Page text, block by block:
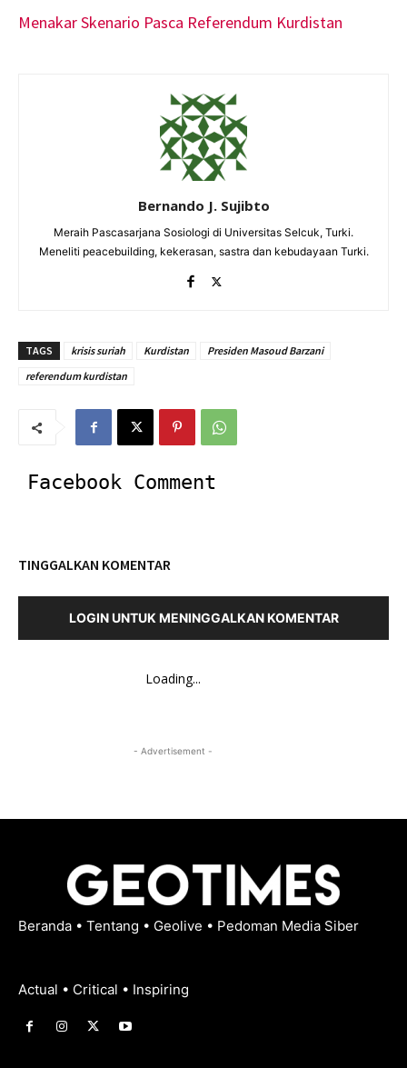
Menakar Skenario Pasca Referendum Kurdistan
Bernando J. Sujibto
Meraih Pascasarjana Sosiologi di Universitas Selcuk, Turki.
Meneliti peacebuilding, kekerasan, sastra dan kebudayaan Turki.
TAGS krisis suriah Kurdistan
Presiden Masoud Barzani
referendum kurdistan
Facebook Comment
TINGGALKAN KOMENTAR
LOGIN UNTUK MENINGGALKAN KOMENTAR
Loading...
- Advertisement -
Beranda • Tentang • Geolive • Pedoman Media Siber
Actual • Critical • Inspiring